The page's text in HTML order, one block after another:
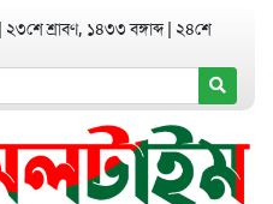
২৩শে শ্রাবণ, ১৪৩৩ বঙ্গাব্দ ২৪শে